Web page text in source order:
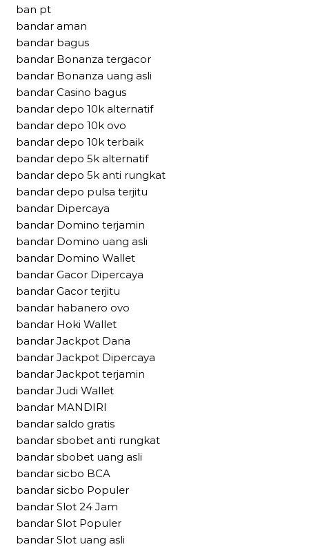
ban pt
bandar aman
bandar bagus
bandar Bonanza tergacor
bandar Bonanza uang asli
bandar Casino bagus
bandar depo 10k alternatif
bandar depo 10k ovo
bandar depo 10k terbaik
bandar depo 5k alternatif
bandar depo 5k anti rungkat
bandar depo pulsa terjitu
bandar Dipercaya
bandar Domino terjamin
bandar Domino uang asli
bandar Domino Wallet
bandar Gacor Dipercaya
bandar Gacor terjitu
bandar habanero ovo
bandar Hoki Wallet
bandar Jackpot Dana
bandar Jackpot Dipercaya
bandar Jackpot terjamin
bandar Judi Wallet
bandar MANDIRI
bandar saldo gratis
bandar sbobet anti rungkat
bandar sbobet uang asli
bandar sicbo BCA
bandar sicbo Populer
bandar Slot 24 Jam
bandar Slot Populer
bandar Slot uang asli